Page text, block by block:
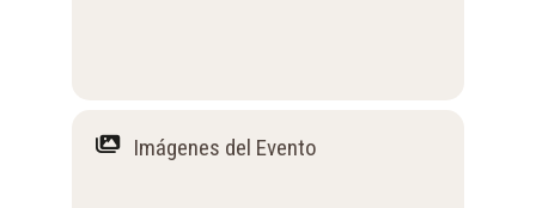
Imágenes del Evento